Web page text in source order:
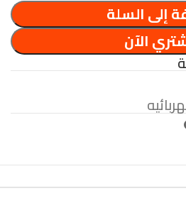
إلى السلة
الآن